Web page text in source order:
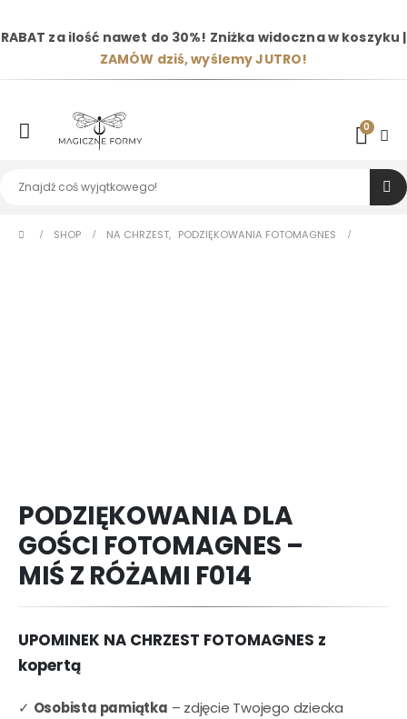
RABAT za ilość nawet do 30%! Zniżka widoczna w koszyku |
ZAMÓW dziś, wyślemy JUTRO!
0
SHOP NA CHRZEST, PODZIĘKOWANIA FOTOMAGNES
PODZIĘKOWANIA DLA
GOŚCI FOTOMAGNES –
MIŚ Z RÓŻAMI F014
UPOMINEK NA CHRZEST FOTOMAGNES z
kopertą
✓ Osobista pamiątka – zdjęcie Twojego dziecka